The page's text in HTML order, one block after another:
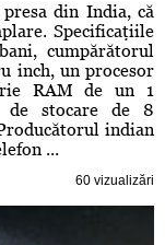
din India, că
Specificaţiile
cumpărătorul
inch, un procesor
RAM de un 1
de stocare de 8
indian
...
60 vizualizări